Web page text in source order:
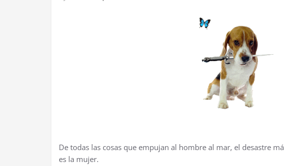
De todas las cosas que empujan al hombre al mar, el desastre má
es la mujer.